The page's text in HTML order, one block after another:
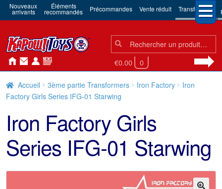
Nouveaux
arrivants
Éléments
recommandés Précommandes Vente réduit Transformers
Chercher:
Chercher
€0.00 0
Accueil 3ème partie Transformers Iron Factory
Iron
Factory Girls Series IFG-01 Starwing
Iron Factory Girls
Series IFG-01 Starwing